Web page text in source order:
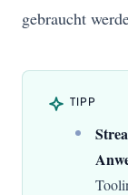
gebraucht
TIPP